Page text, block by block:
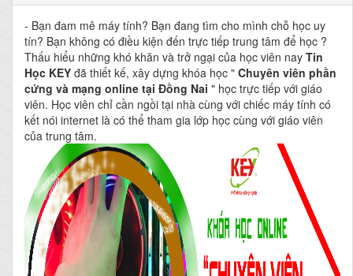
- Bạn đam mê máy tính? Bạn đang tìm cho mình chỗ học uy
tín? Bạn không có điều kiện đến trực tiếp trung tâm để học ?
Thấu hiểu những khó khăn và trở ngại của học viên nay Tin
Học KEY đã thiết kế, xây dựng khóa học " Chuyên viên phần
cứng và mạng online tại Đồng Nai " học trực tiếp với giáo
viên. Học viên chỉ cần ngồi tại nhà cùng với chiếc máy tính có
kết nói internet là có thể tham gia lớp học cùng với giáo viên
của trung tâm.